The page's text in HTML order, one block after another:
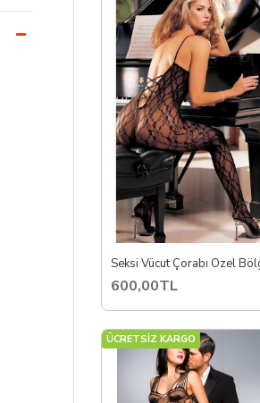
Öne Çıkan Özellikler:
Vücut hatlarını ön
Farklı beden ve
Dantel, file ve elastik
Özel anlar ve
Fantezi vücut çorabı
600,00TL
ÜCRETSİZ KARGO